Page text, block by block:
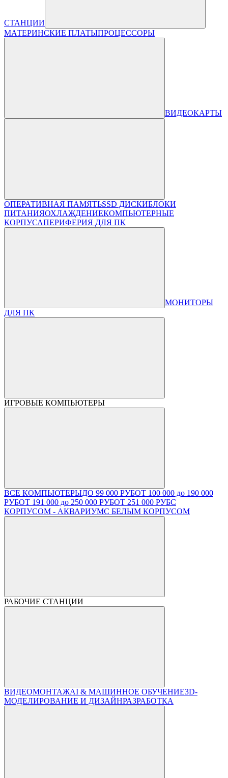
СТАНЦИИ
МАТЕРИНСКИЕ ПЛАТЫПРОЦЕССОРЫ
ВИДЕОКАРТЫ
ОПЕРАТИВНАЯ ПАМЯТЬSSD ДИСКИБЛОКИ
ПИТАНИЯОХЛАЖДЕНИЕКОМПЬЮТЕРНЫЕ
КОРПУСАПЕРИФЕРИЯ ДЛЯ ПК
МОНИТОРЫ
ДЛЯ ПК
ИГРОВЫЕ КОМПЬЮТЕРЫ
ВСЕ КОМПЬЮТЕРЫДО 99 000 РУБОТ 100 000 до 190 000
РУБОТ 191 000 до 250 000 РУБОТ 251 000 РУБС
КОРПУСОМ - АКВАРИУМС БЕЛЫМ КОРПУСОМ
РАБОЧИЕ СТАНЦИИ
ВИДЕОМОНТАЖAI & МАШИННОЕ ОБУЧЕНИЕ3D-
МОДЕЛИРОВАНИЕ И ДИЗАЙНРАЗРАБОТКА